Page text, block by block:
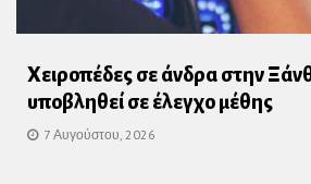
Χειροπέδες σε άνδρα στην
υποβληθεί σε έλεγχο μέθης
7 Αυγούστου, 2026